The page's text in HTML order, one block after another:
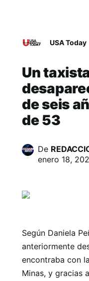
USA Today
Un
de seis
de 53
De
enero 18,
Según Daniela
anteriormente
encontraba con
Minas, y gracias